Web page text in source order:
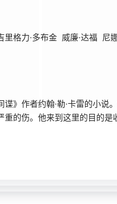
里格力·多布金 威廉·达福 尼
作者约翰·勒·卡雷的小说
的伤。他来到这里的目的